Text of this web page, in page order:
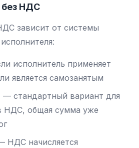
НДС
зависит от системы
исполнитель применяет
является самозанятым
— стандартный вариант для
НДС, общая сумма уже
НДС начисляется